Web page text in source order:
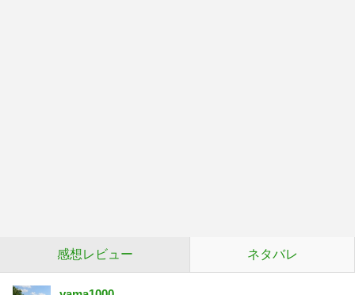
感想レビュー ネタバレ